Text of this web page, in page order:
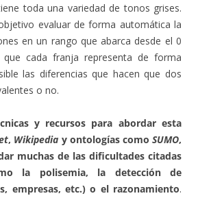
toda una variedad de tonos grises.
evaluar de forma automática la
en un rango que abarca desde el 0
cada franja representa de forma
las diferencias que hacen que dos
o no.
y recursos para abordar esta
, Wikipedia y ontologías comoSUMO,
muchas de las dificultades citadas
la polisemia, la detección de
empresas, etc.) o el razonamiento.